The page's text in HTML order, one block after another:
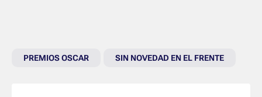
PREMIOS OSCAR SIN NOVEDAD EN EL FRENTE